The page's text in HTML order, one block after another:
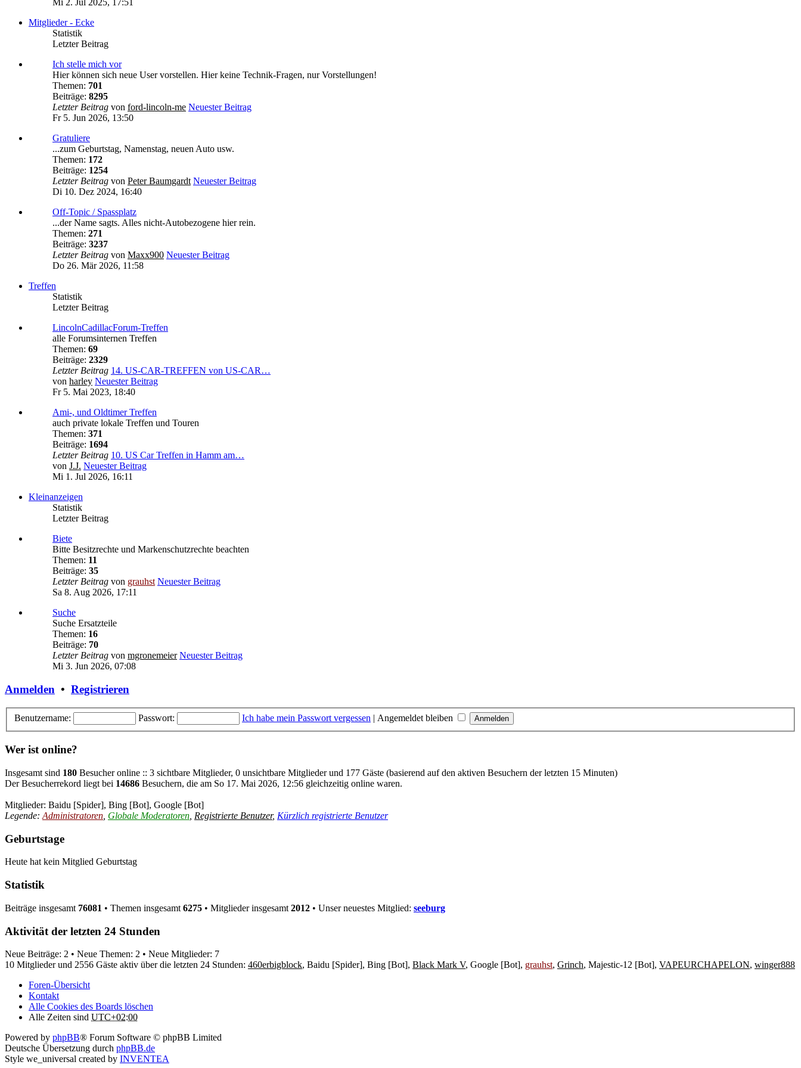
Mi 2. Jul 2025, 17:51
Mitglieder - Ecke
Statistik
Letzter Beitrag
Ich stelle mich vor
Hier können sich neue User vorstellen. Hier keine Technik-Fragen, nur Vorstellungen!
Themen: 701
Beiträge: 8295
Letzter Beitrag von ford-lincoln-me Neuester Beitrag
Fr 5. Jun 2026, 13:50
Gratuliere
...zum Geburtstag, Namenstag, neuen Auto usw.
Themen: 172
Beiträge: 1254
Letzter Beitrag von Peter Baumgardt Neuester Beitrag
Di 10. Dez 2024, 16:40
Off-Topic / Spassplatz
...der Name sagts. Alles nicht-Autobezogene hier rein.
Themen: 271
Beiträge: 3237
Letzter Beitrag von Maxx900 Neuester Beitrag
Do 26. Mär 2026, 11:58
Treffen
Statistik
Letzter Beitrag
LincolnCadillacForum-Treffen
alle Forumsinternen Treffen
Themen: 69
Beiträge: 2329
Letzter Beitrag 14. US-CAR-TREFFEN von US-CAR…
von harley Neuester Beitrag
Fr 5. Mai 2023, 18:40
Ami-, und Oldtimer Treffen
auch private lokale Treffen und Touren
Themen: 371
Beiträge: 1694
Letzter Beitrag 10. US Car Treffen in Hamm am…
von J.J. Neuester Beitrag
Mi 1. Jul 2026, 16:11
Kleinanzeigen
Statistik
Letzter Beitrag
Biete
Bitte Besitzrechte und Markenschutzrechte beachten
Themen: 11
Beiträge: 35
Letzter Beitrag von grauhst Neuester Beitrag
Sa 8. Aug 2026, 17:11
Suche
Suche Ersatzteile
Themen: 16
Beiträge: 70
Letzter Beitrag von mgronemeier Neuester Beitrag
Mi 3. Jun 2026, 07:08
Anmelden • Registrieren
Benutzername: Passwort: Ich habe mein Passwort vergessen Angemeldet bleiben
Wer ist online?
Insgesamt sind 180 Besucher online :: 3 sichtbare Mitglieder, 0 unsichtbare Mitglieder und 177 Gäste (basierend auf den aktiven Besuchern der letzten 15 Minuten)
Der Besucherrekord liegt bei 14686 Besuchern, die am So 17. Mai 2026, 12:56 gleichzeitig online waren.
Mitglieder: Baidu [Spider], Bing [Bot], Google [Bot]
Legende: Administratoren Globale Moderatoren Registrierte Benutzer, Kürzlich registrierte Benutzer
Geburtstage
Heute hat kein Mitglied Geburtstag
Statistik
Beiträge insgesamt 76081 • Themen insgesamt 6275 • Mitglieder insgesamt 2012 • Unser neuestes Mitglied: seeburg
Aktivität der letzten 24 Stunden
Neue Beiträge: 2 • Neue Themen: 2 • Neue Mitglieder: 7
10 Mitglieder und 2556 Gäste aktiv über die letzten 24 Stunden: 460erbigblock, Baidu [Spider], Bing [Bot], Black Mark V, Google [Bot], grauhst, Grinch, Majestic-12 [Bot], VAPEURCHAPELON, winger888
Foren-Übersicht
Kontakt
Alle Cookies des Boards löschen
Alle Zeiten sind UTC+02:00
Powered by phpBB® Forum Software © phpBB Limited
Deutsche Übersetzung durch phpBB.de
Style we_universal created by INVENTEA